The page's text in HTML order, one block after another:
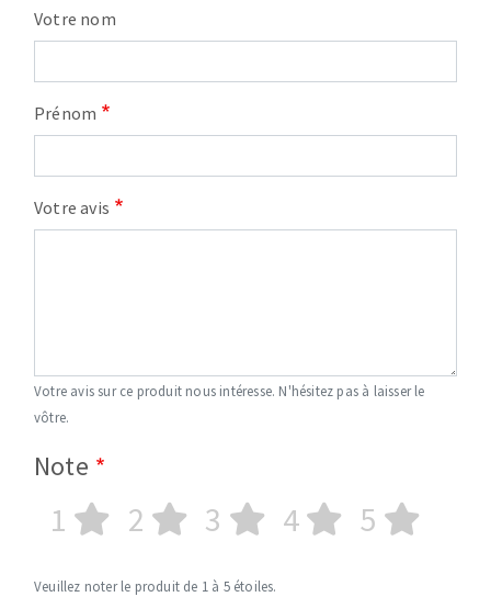
Votre nom
Prénom
Votre avis
Votre avis sur ce produit nous intéresse. N'hésitez pas à laisser le
vôtre.
Note
1 2 3 4 5
Veuillez noter le produit de 1 à 5 étoiles.